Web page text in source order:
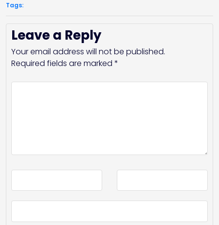
Tags:
Leave a Reply
Your email address will not be published.
Required fields are marked *